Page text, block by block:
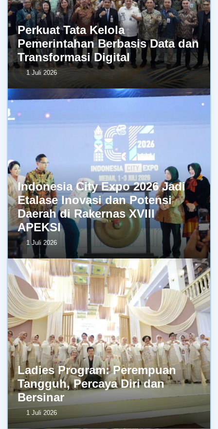
Perkuat Tata Kelola
Pemerintahan Berbasis Data dan
Transformasi Digital
1 Juli 2026
Indonesia City Expo 2026 Jadi
Etalase Inovasi dan Potensi
Daerah di Rakernas XVIII
APEKSI
1 Juli 2026
Ladies Program: Perempuan
Tangguh, Percaya Diri dan
Bersinar
1 Juli 2026